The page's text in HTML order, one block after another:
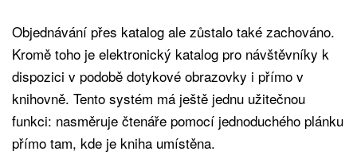
Objednávání přes katalog ale zůstalo také zachováno.
Kromě toho je elektronický katalog pro návštěvníky k
dispozici v podobě dotykové obrazovky i přímo v
knihovně. Tento systém má ještě jednu užitečnou
funkci: nasměruje čtenáře pomocí jednoduchého plánku
přímo tam, kde je kniha umístěna.